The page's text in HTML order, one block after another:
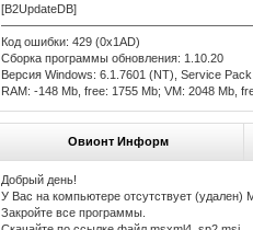
[B2UpdateDB]
Код ошибки: 429 (0x1AD)
Сборка программы обновления: 1.10.20
Версия Windows: 6.1.7601 (NT), Service Pack
RAM: -148 Mb, free: 1755 Mb; VM: 2048 Mb,
Овионт Информ
Добрый день!
У Вас на компьютере отсутствует (удален)
Закройте все программы.